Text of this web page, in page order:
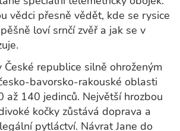
vědci přesně vědět, kde se rysice
loví srnčí zvěř a jak se v
České republice silně ohroženým
bavorsko-rakouské oblasti
až 140 jedinců. Největší hrozbou
kočky zůstává doprava a
pytláctví. Návrat Jane do